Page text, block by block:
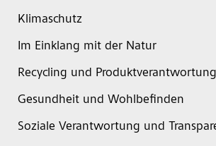
Klimaschutz
Im Einklang mit der Natur
Recycling und Produktverantwortung
Gesundheit und Wohlbefinden
Soziale Verantwortung und